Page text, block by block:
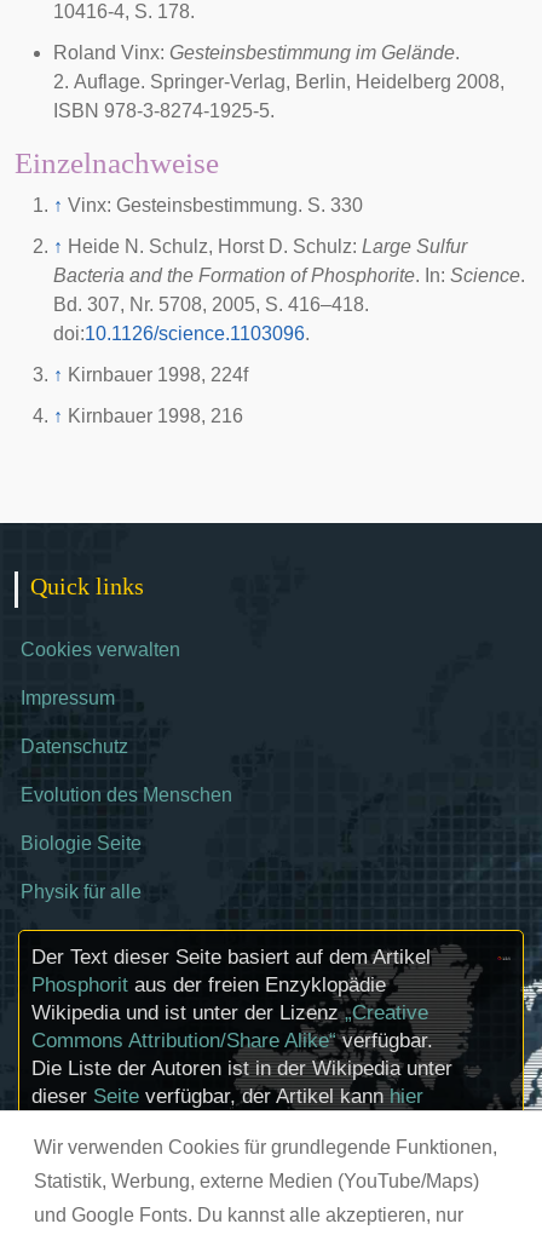
Wir verwenden Cookies für grundlegende Funktionen,
Statistik, Werbung, externe Medien (YouTube/Maps)
und Google Fonts. Du kannst alle akzeptieren, nur
10416-4, S. 178.
Roland Vinx: Gesteinsbestimmung im Gelände.
2. Auflage. Springer-Verlag, Berlin, Heidelberg 2008,
ISBN 978-3-8274-1925-5.
Einzelnachweise
↑ Vinx: Gesteinsbestimmung. S. 330
↑ Heide N. Schulz, Horst D. Schulz: Large Sulfur
Bacteria and the Formation of Phosphorite. In: Science.
Bd. 307, Nr. 5708, 2005, S. 416–418.
doi:10.1126/science.1103096.
↑ Kirnbauer 1998, 224f
↑ Kirnbauer 1998, 216
Quick links
Cookies verwalten
Impressum
Datenschutz
Evolution des Menschen
Biologie Seite
Physik für alle
Der Text dieser Seite basiert auf dem Artikel
Phosphorit aus der freien Enzyklopädie
Wikipedia und ist unter der Lizenz„Creative
Commons Attribution/Share Alike“verfügbar.
Die Liste der Autoren ist in der Wikipedia unter
dieser Seite verfügbar, der Artikel kannhier
Urhebern und zum Lizenzstatus eingebundener
Mediendateien (etwa Bilder oder Videos) können
im Regelfall durch Anklicken dieser abgerufen